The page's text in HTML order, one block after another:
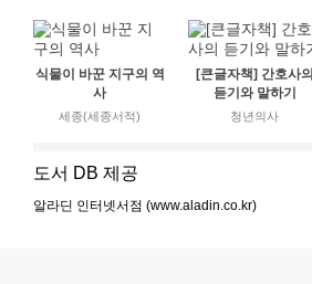
식물이 바꾼 지구의 역
사
세종(세종서적)
[큰글자책] 간호사의
듣기와 말하기
청년의사
도서 DB 제공
알라딘 인터넷서점 (www.aladin.co.kr)